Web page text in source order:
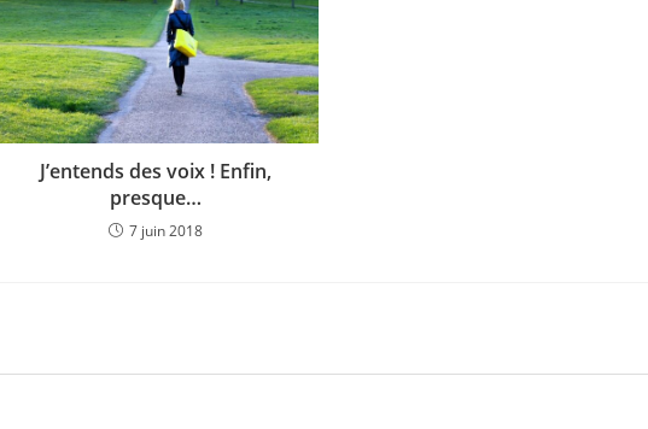
J’entends des voix ! Enfin,
presque…
7 juin 2018